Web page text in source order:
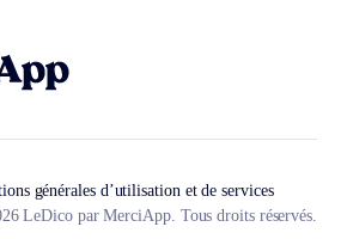
générales d’utilisation et de services
LeDico par MerciApp. Tous droits réservés.